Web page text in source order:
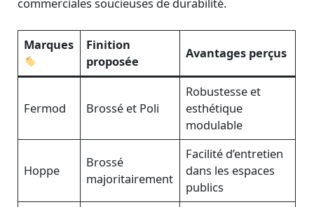
commerciales soucieuses de durabilité.
Marques
Finition
proposée
Avantages perçus
Fermod Brossé et Poli
Robustesse et
esthétique
modulable
Hoppe
Brossé
majoritairement
Facilité d’entretien
dans les espaces
publics